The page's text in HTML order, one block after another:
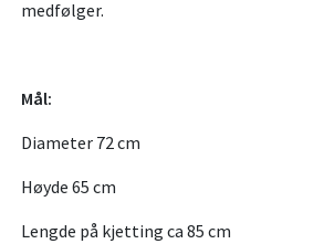
medfølger.
Mål:
Diameter 72 cm
Høyde 65 cm
Lengde på kjetting ca 85 cm